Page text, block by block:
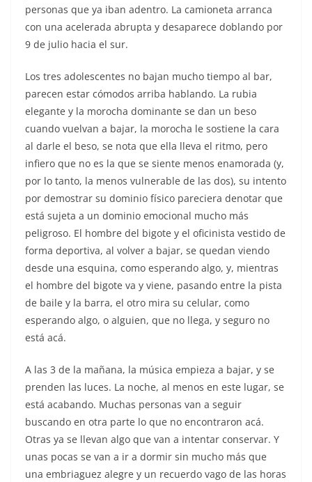
personas que ya iban adentro. La camioneta arranca
con una acelerada abrupta y desaparece doblando por
9 de julio hacia el sur.
Los tres adolescentes no bajan mucho tiempo al bar,
parecen estar cómodos arriba hablando. La rubia
elegante y la morocha dominante se dan un beso
cuando vuelvan a bajar, la morocha le sostiene la cara
al darle el beso, se nota que ella lleva el ritmo, pero
infiero que no es la que se siente menos enamorada (y,
por lo tanto, la menos vulnerable de las dos), su intento
por demostrar su dominio físico pareciera denotar que
está sujeta a un dominio emocional mucho más
peligroso. El hombre del bigote y el oficinista vestido de
forma deportiva, al volver a bajar, se quedan viendo
desde una esquina, como esperando algo, y, mientras
el hombre del bigote va y viene, pasando entre la pista
de baile y la barra, el otro mira su celular, como
esperando algo, o alguien, que no llega, y seguro no
está acá.
A las 3 de la mañana, la música empieza a bajar, y se
prenden las luces. La noche, al menos en este lugar, se
está acabando. Muchas personas van a seguir
buscando en otra parte lo que no encontraron acá.
Otras ya se llevan algo que van a intentar conservar. Y
unas pocas se van a ir a dormir sin mucho más que
una embriaguez alegre y un recuerdo vago de las horas